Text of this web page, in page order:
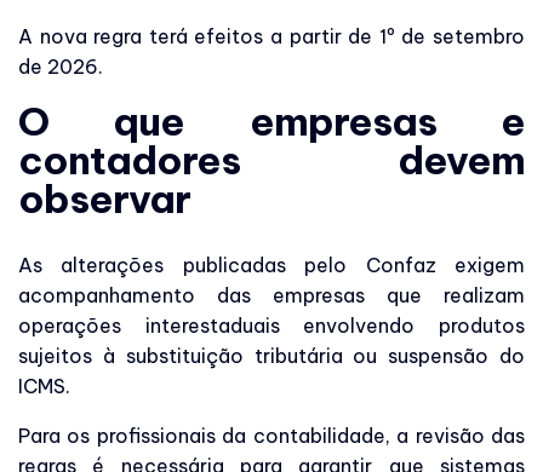
A nova regra terá efeitos a partir de 1º de setembro
de 2026.
O que empresas e
contadores devem
observar
As alterações publicadas pelo Confaz exigem
acompanhamento das empresas que realizam
operações interestaduais envolvendo produtos
sujeitos à substituição tributária ou suspensão do
ICMS.
Para os profissionais da contabilidade, a revisão das
regras é necessária para garantir que sistemas